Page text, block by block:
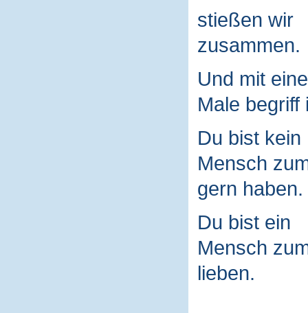
stießen wir
zusammen.
Und mit
Male begriff
Du bist kein
Mensch
gern haben.
Du bist ein
Mensch
lieben.